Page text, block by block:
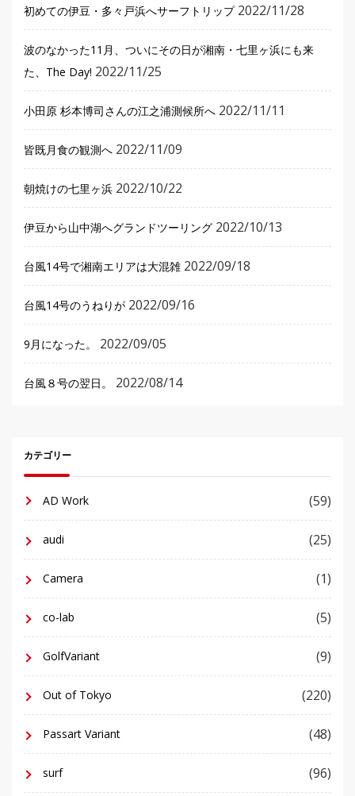
初めての伊豆・多々戸浜へサーフトリップ 2022/11/28
波のなかった11月、ついにその日が湘南・七里ヶ浜にも来
た、The Day! 2022/11/25
小田原 杉本博司さんの江之浦測候所へ 2022/11/11
皆既月食の観測へ 2022/11/09
朝焼けの七里ヶ浜 2022/10/22
伊豆から山中湖へグランドツーリング 2022/10/13
台風14号で湘南エリアは大混雑 2022/09/18
台風14号のうねりが 2022/09/16
9月になった。 2022/09/05
台風８号の翌日。 2022/08/14
カテゴリー
AD Work (59)
audi (25)
Camera (1)
co-lab (5)
GolfVariant (9)
Out of Tokyo (220)
Passart Variant (48)
surf (96)